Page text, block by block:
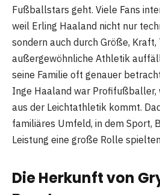
Fußballstars geht. Viele Fans
weil Erling Haaland nicht nur
sondern auch durch Größe, Kraft,
außergewöhnliche Athletik
seine Familie oft genauer
Inge Haaland war Profifußballer,
aus der Leichtathletik kommt.
familiäres Umfeld, in dem Sport,
Leistung eine große Rolle
Die Herkunft von